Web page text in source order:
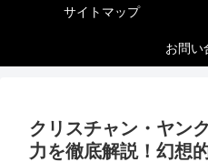
サイトマップ
お問い
クリスチャン・ヤン
力を徹底解説！幻想